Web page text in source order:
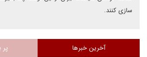
سازی کنند.
آخرین خبرها پر